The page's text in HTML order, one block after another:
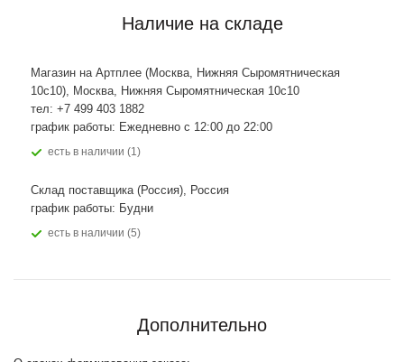
Наличие на складе
Магазин на Артплее (Москва, Нижняя Сыромятническая
10с10), Москва, Нижняя Сыромятническая 10с10
тел: +7 499 403 1882
график работы: Ежедневно с 12:00 до 22:00
Есть в наличии (1)
Склад поставщика (Россия), Россия
график работы: Будни
Есть в наличии (5)
Дополнительно